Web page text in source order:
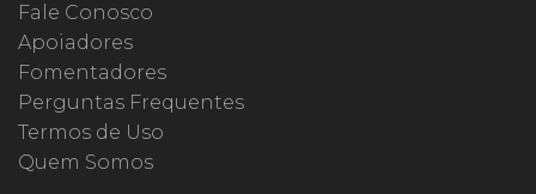
Fale Conosco
Apoiadores
Fomentadores
Perguntas Frequentes
Termos de Uso
Quem Somos